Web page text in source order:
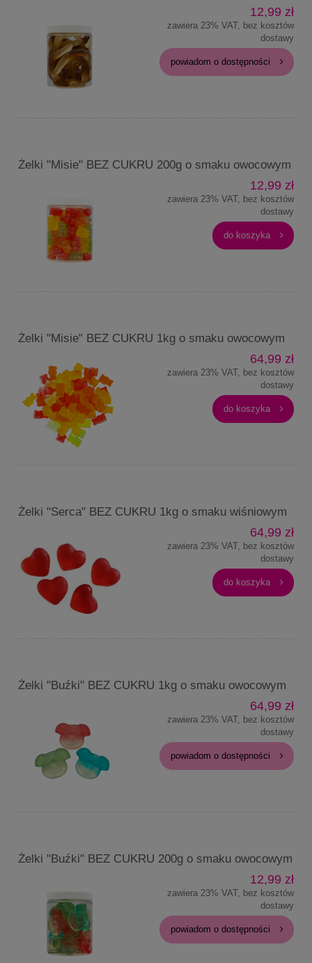
12,99 zł
zawiera 23% VAT, bez kosztów
dostawy
powiadom o dostępności
Żelki "Misie" BEZ CUKRU 200g o smaku owocowym
12,99 zł
zawiera 23% VAT, bez kosztów
dostawy
do koszyka
Żelki "Misie" BEZ CUKRU 1kg o smaku owocowym
64,99 zł
zawiera 23% VAT, bez kosztów
dostawy
do koszyka
Żelki "Serca" BEZ CUKRU 1kg o smaku wiśniowym
64,99 zł
zawiera 23% VAT, bez kosztów
dostawy
do koszyka
Żelki "Buźki" BEZ CUKRU 1kg o smaku owocowym
64,99 zł
zawiera 23% VAT, bez kosztów
dostawy
powiadom o dostępności
Żelki "Buźki" BEZ CUKRU 200g o smaku owocowym
12,99 zł
zawiera 23% VAT, bez kosztów
dostawy
powiadom o dostępności